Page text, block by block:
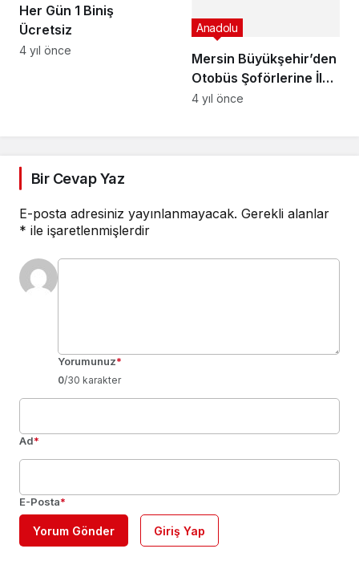
Her Gün 1 Biniş
Ücretsiz
4 yıl önce
Mersin Büyükşehir’den
Otobüs Şoförlerine İleri
Sürüş Teknikleri Eğitimi
Anadolu
4 yıl önce
Bir Cevap Yaz
E-posta adresiniz yayınlanmayacak. Gerekli alanlar
* ile işaretlenmişlerdir
Yorumunuz*
0/30 karakter
Ad*
E-Posta*
Yorum Gönder Giriş Yap